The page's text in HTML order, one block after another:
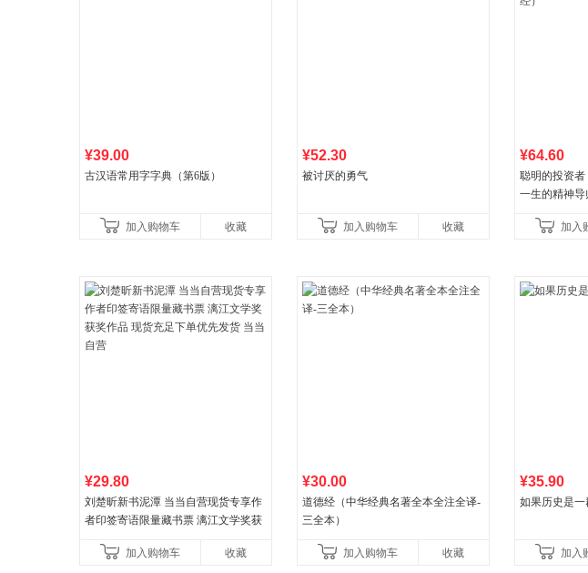
¥39.00
古汉语常用字字典（第6版）
加入购物车 收藏
¥52.30
被讨厌的勇气
加入购物车 收藏
¥64.60
聪明的投资
一生的精神导
加入
¥29.80
刘楚昕新书泥潭 当当自营现货专享作
者印签寄语限量藏书票 漓江文学奖获
加入购物车 收藏
¥30.00
道德经（中华经典名著全本全注全译-
三全本）
加入购物车 收藏
¥35.90
如果历史是一
加入